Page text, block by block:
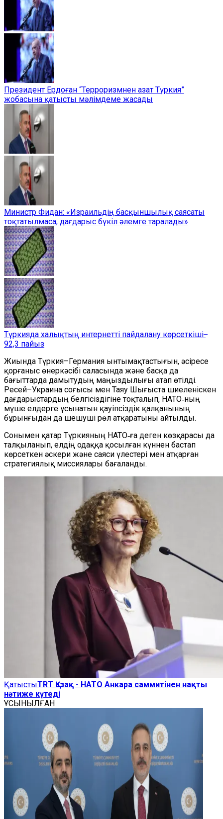
Президент Ердоған “Терроризмнен азат Түркия”
жобасына қатысты мәлімдеме жасады
Министр Фидан: «Израильдің басқыншылық саясаты
тоқтатылмаса, дағдарыс бүкіл әлемге таралады»
Түркияда халықтың интернетті пайдалану көрсеткіші ̶
92,3 пайыз
Жиында Түркия–Германия ынтымақтастығын, әсіресе
қорғаныс өнеркәсібі саласында және басқа да
бағыттарда дамытудың маңыздылығы атап өтілді.
Ресей–Украина соғысы мен Таяу Шығыста шиеленіскен
дағдарыстардың белгісіздігіне тоқталып, НАТО‑ның
мүше елдерге ұсынатын қауіпсіздік қалқанының
бұрынғыдан да шешуші рөл атқаратыны айтылды.
Сонымен қатар Түркияның НАТО‑ға деген көзқарасы да
талқыланып, елдің одаққа қосылған күннен бастап
көрсеткен әскери және саяси үлестері мен атқарған
стратегиялық миссиялары бағаланды.
ҚатыстыTRT Қазақ - НАТО Анкара саммитінен нақты
нәтиже күтеді
ҰСЫНЫЛҒАН